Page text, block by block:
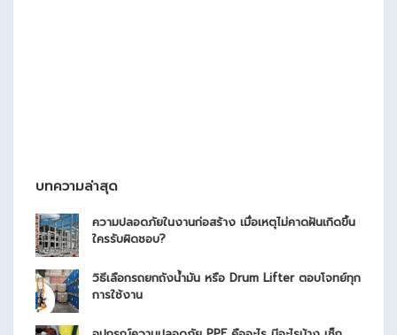
บทความล่าสุด
ความปลอดภัยในงานก่อสร้าง เมื่อเหตุไม่คาดฝันเกิดขึ้น
ใครรับผิดชอบ?
วิธีเลือกรถยกถังน้ำมัน หรือ Drum Lifter ตอบโจทย์ทุก
การใช้งาน